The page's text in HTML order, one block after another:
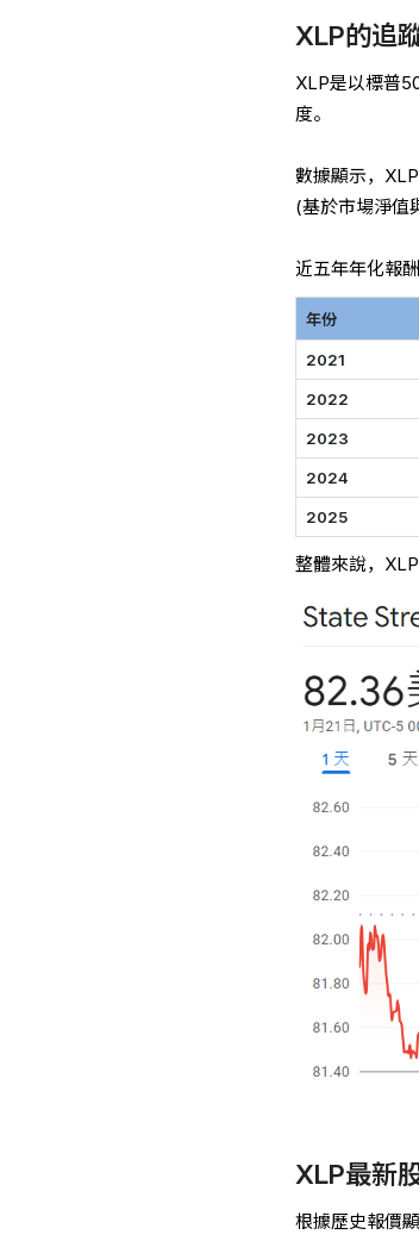
XLP的追
XLP是以標普
度。
數據顯示，
(基於市場淨值
近五年年化報
年份
2021
2022
2023
2024
2025
整體來說，
XLP最新
根據歷史報價